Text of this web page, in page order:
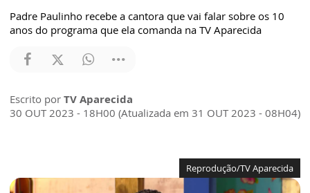
Padre Paulinho recebe a cantora que vai falar sobre os 10
anos do programa que ela comanda na TV Aparecida
Escrito por TV Aparecida
30 OUT 2023 - 18H00 (Atualizada em 31 OUT 2023 - 08H04)
Reprodução/TV Aparecida